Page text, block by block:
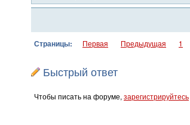
Страницы: Первая Предыдущая 1
Быстрый ответ
Чтобы писать на форуме, зарегистрируйтесь